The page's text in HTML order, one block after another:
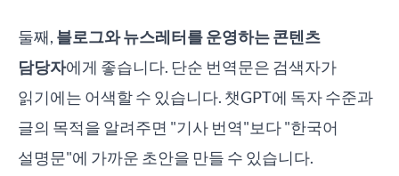
둘째, 블로그와 뉴스레터를 운영하는 콘텐츠
담당자에게 좋습니다. 단순 번역문은 검색자가
읽기에는 어색할 수 있습니다. 챗GPT에 독자 수준과
글의 목적을 알려주면 "기사 번역"보다 "한국어
설명문"에 가까운 초안을 만들 수 있습니다.